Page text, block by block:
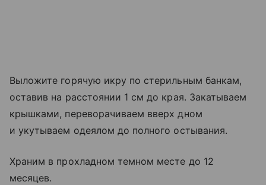
Выложите горячую икру по стерильным банкам,
оставив на расстоянии 1 см до края. Закатываем
крышками, переворачиваем вверх дном
и укутываем одеялом до полного остывания.
Храним в прохладном темном месте до 12
месяцев.